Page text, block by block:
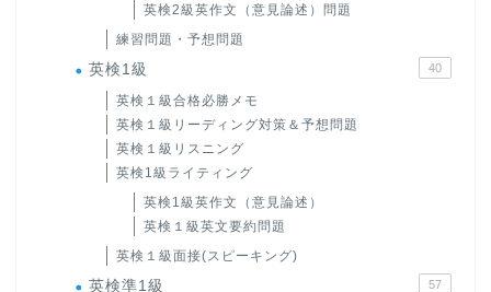
英検2級英作文（意見論述）問題
練習問題・予想問題
英検1級 40
英検１級合格必勝メモ
英検１級リーディング対策＆予想問題
英検１級リスニング
英検1級ライティング
英検1級英作文（意見論述）
英検１級英文要約問題
英検１級面接(スピーキング)
英検準1級 57